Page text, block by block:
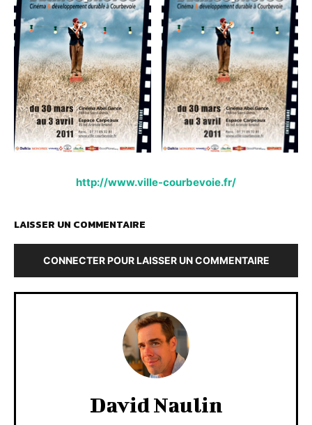
http://www.ville-courbevoie.fr/
LAISSER UN COMMENTAIRE
CONNECTER POUR LAISSER UN COMMENTAIRE
David Naulin